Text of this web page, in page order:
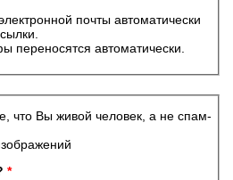
почты автоматически
переносятся автоматически.
что Вы живой человек, а не спам-
*